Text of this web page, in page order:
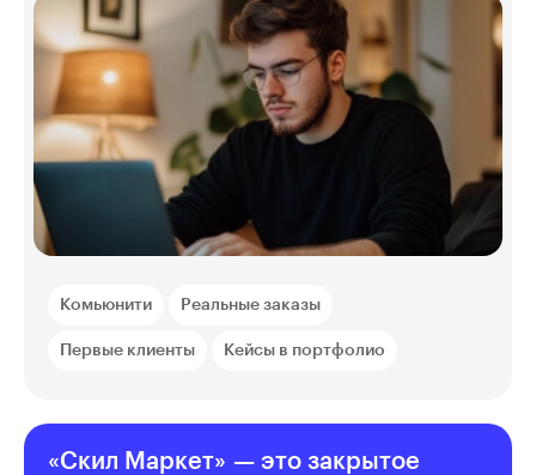
Комьюнити Реальные заказы
Первые клиенты Кейсы в портфолио
«Скил Маркет» — это закрытое